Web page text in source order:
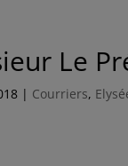
Le
| Courriers,